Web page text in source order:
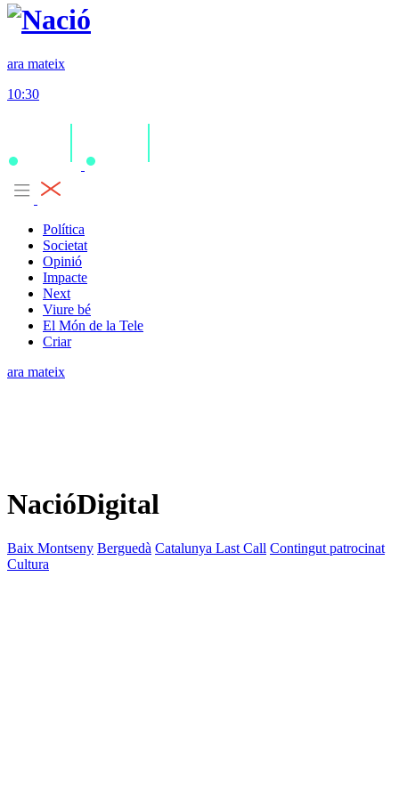
ara mateix
10:30
Política
Societat
Opinió
Impacte
Next
Viure bé
El Món de la Tele
Criar
ara mateix
NacióDigital
Baix Montseny Berguedà Catalunya Last Call Contingut patrocinat
Cultura